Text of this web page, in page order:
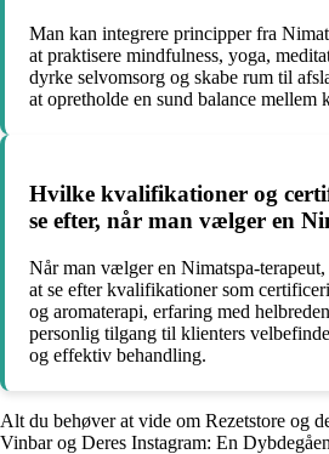
Man kan integrere principper fra
at praktisere mindfulness, yoga,
dyrke selvomsorg og skabe rum til
at opretholde en sund balance mellem
Hvilke kvalifikationer og
se efter, når man vælger en
Når man vælger en Nimatspa-
at se efter kvalifikationer som
og aromaterapi, erfaring med
personlig tilgang til klienters
og effektiv behandling.
Alt du behøver at vide om Rezetstore og
Vinbar og Deres Instagram: En